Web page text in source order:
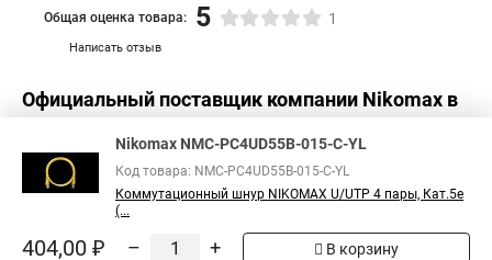
Написать отзыв
Общая оценка товара: 5 1
Официальный поставщик компании Nikomax в
Nikomax NMC-PC4UD55B-015-C-YL
Код товара: NMC-PC4UD55B-015-C-YL
Коммутационный шнур NIKOMAX U/UTP 4 пары, Кат.5е
(...
404,00 ₽ – + В корзину